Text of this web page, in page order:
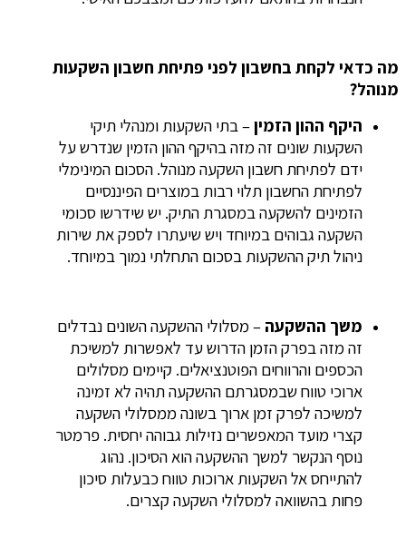
מה כדאי לקחת בחשבון לפני פתיחת חשבון השקעות
מנוהל?
היקף ההון הזמין– בתי השקעות ומנהלי תיקי
השקעות שונים זה מזה בהיקף ההון הזמין שנדרש על
ידם לפתיחת חשבון השקעה מנוהל. הסכום המינימלי
לפתיחת החשבון תלוי רבות במוצרים הפיננסיים
הזמינים להשקעה במסגרת התיק. יש שידרשו סכומי
השקעה גבוהים במיוחד ויש שיעתרו לספק את שירות
ניהול תיק ההשקעות בסכום התחלתי נמוך במיוחד.
משך ההשקעה – מסלולי ההשקעה השונים נבדלים
זה מזה בפרק הזמן הדרוש עד לאפשרות למשיכת
הכספים והרווחים הפוטנציאלים. קיימים מסלולים
ארוכי טווח שבמסגרתם ההשקעה תהיה לא זמינה
למשיכה לפרק זמן ארוך בשונה ממסלולי השקעה
קצרי מועד המאפשרים נזילות גבוהה יחסית. פרמטר
נוסף הנקשר למשך ההשקעה הוא הסיכון. נהוג
להתייחס אל השקעות ארוכות טווח כבעלות סיכון
פחות בהשוואה למסלולי השקעה קצרים.